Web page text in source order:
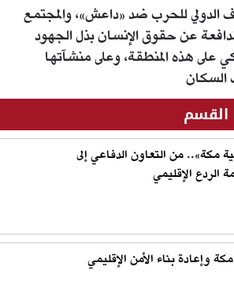
الدولي للحرب ضد «داعش»، والمجتمع
عن حقوق الإنسان بذل الجهود
على هذه المنطقة، وعلى منشآتها
السكان
القسم
مكة».. من التعاون الدفاعي إلى
الردع الإقليمي
وإعادة بناء الأمن الإقليمي